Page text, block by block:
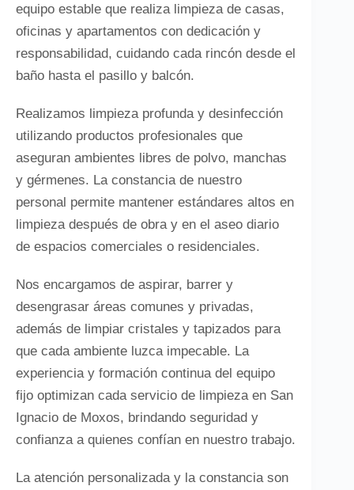
equipo estable que realiza limpieza de casas,
oficinas y apartamentos con dedicación y
responsabilidad, cuidando cada rincón desde el
baño hasta el pasillo y balcón.
Realizamos limpieza profunda y desinfección
utilizando productos profesionales que
aseguran ambientes libres de polvo, manchas
y gérmenes. La constancia de nuestro
personal permite mantener estándares altos en
limpieza después de obra y en el aseo diario
de espacios comerciales o residenciales.
Nos encargamos de aspirar, barrer y
desengrasar áreas comunes y privadas,
además de limpiar cristales y tapizados para
que cada ambiente luzca impecable. La
experiencia y formación continua del equipo
fijo optimizan cada servicio de limpieza en San
Ignacio de Moxos, brindando seguridad y
confianza a quienes confían en nuestro trabajo.
La atención personalizada y la constancia son